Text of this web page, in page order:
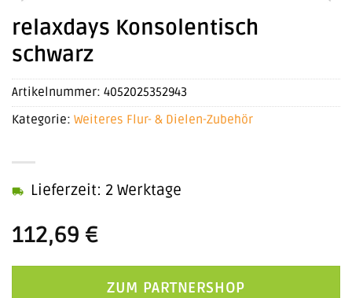
relaxdays Konsolentisch
schwarz
112,69 €
Lieferzeit: 2 Werktage
ZUM PARTNERSHOP
Artikelnummer: 4052025352943
Kategorie: Weiteres Flur- & Dielen-Zubehör